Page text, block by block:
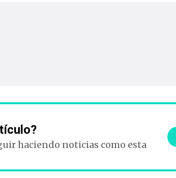
haciendo noticias como esta